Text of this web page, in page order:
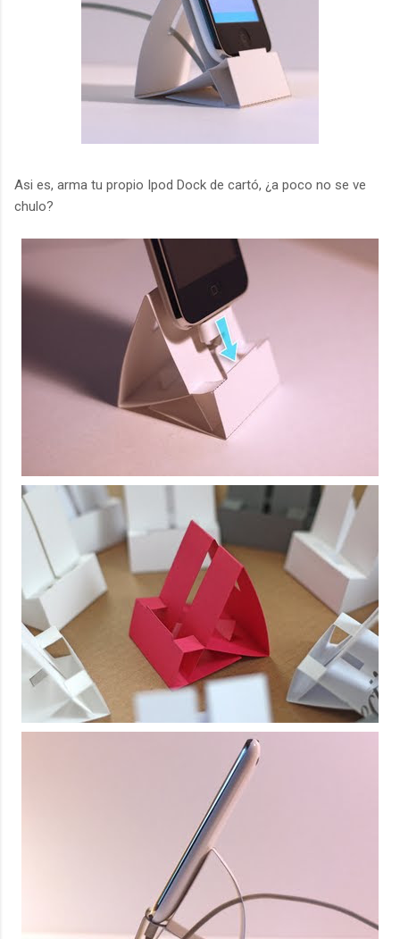
Asi es, arma tu propio Ipod Dock de cartó, ¿a poco no se ve
chulo?